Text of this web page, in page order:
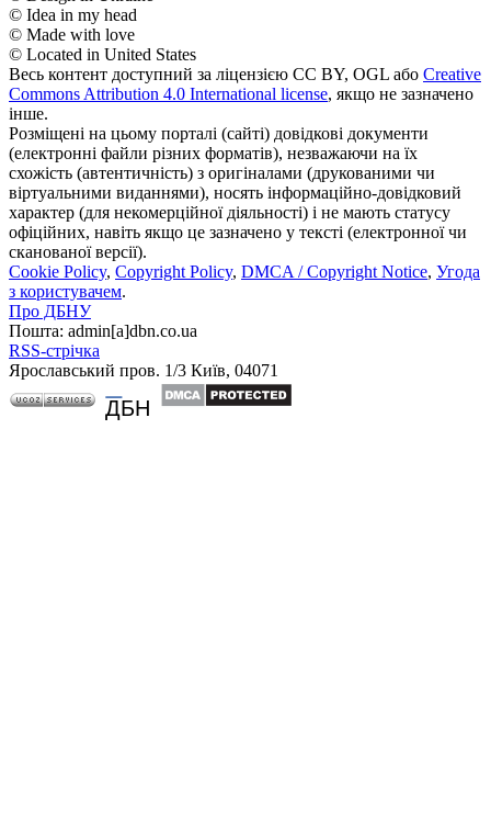
© Idea in my head
© Made with love
© Located in United States
Весь контент доступний за ліцензією CC BY, OGL або Creative
Commons Attribution 4.0 International license, якщо не зазначено
інше.
Розміщені на цьому порталі (сайті) довідкові документи
(електронні файли різних форматів), незважаючи на їх
схожість (автентичність) з оригіналами (друкованими чи
віртуальними виданнями), носять інформаційно-довідковий
характер (для некомерційної діяльності) і не мають статусу
офіційних, навіть якщо це зазначено у тексті (електронної чи
сканованої версії).
Cookie Policy, Copyright Policy, DMCA / Copyright Notice, Угода
з користувачем.
Про ДБНУ
Пошта: admin[а]dbn.co.ua
RSS-стрічка
Ярославський пров. 1/3 Київ, 04071